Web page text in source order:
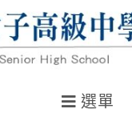
選單